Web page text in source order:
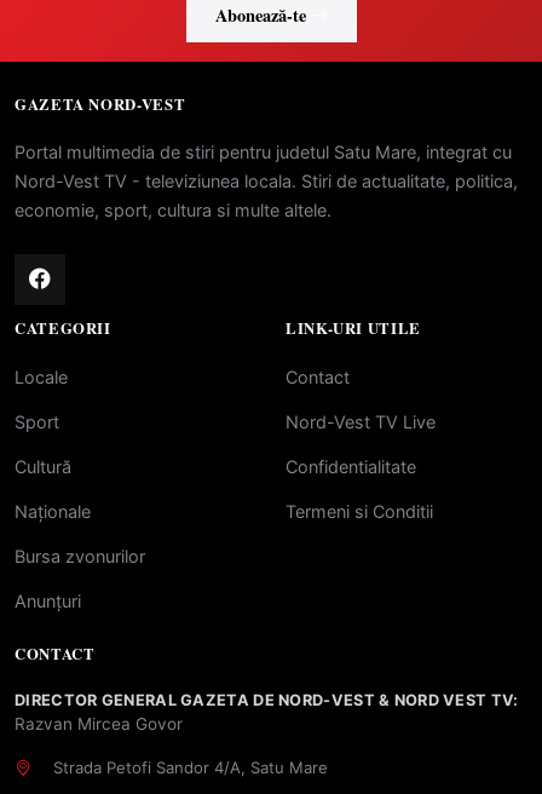
Abonează-te
GAZETA NORD-VEST
Portal multimedia de stiri pentru judetul Satu Mare, integrat cu
Nord-Vest TV - televiziunea locala. Stiri de actualitate, politica,
economie, sport, cultura si multe altele.
CATEGORII
Locale
Sport
Cultură
Naționale
Bursa zvonurilor
Anunțuri
LINK-URI UTILE
Contact
Nord-Vest TV Live
Confidentialitate
Termeni si Conditii
CONTACT
DIRECTOR GENERAL GAZETA DE NORD-VEST & NORD VEST TV:
Razvan Mircea Govor
Strada Petofi Sandor 4/A, Satu Mare